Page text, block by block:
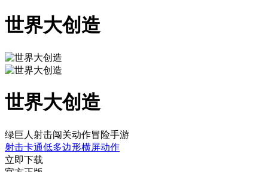
世界大创造
世界大创造
绿巨人射击闯关动作冒险手游
射击卡通低多边形横屏动作
立即下载